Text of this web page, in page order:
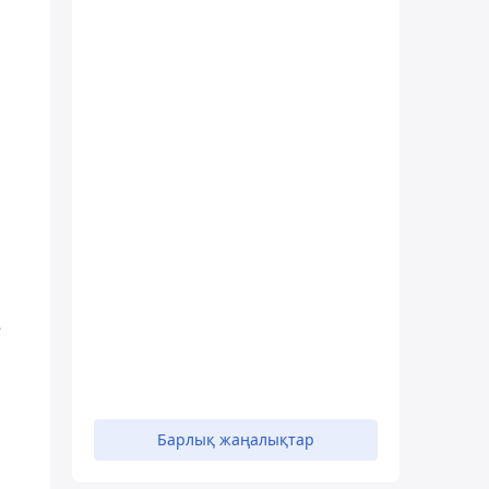
Барлық жаңалықтар